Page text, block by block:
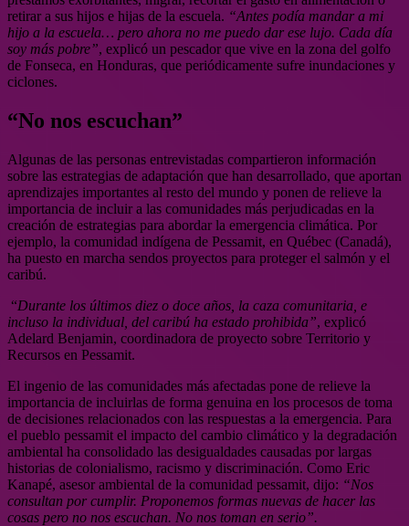
retirar a sus hijos e hijas de la escuela. “Antes podía mandar a mi
hijo a la escuela… pero ahora no me puedo dar ese lujo. Cada día
soy más pobre”, explicó un pescador que vive en la zona del golfo
de Fonseca, en Honduras, que periódicamente sufre inundaciones y
ciclones.
“No nos escuchan”
Algunas de las personas entrevistadas compartieron información
sobre las estrategias de adaptación que han desarrollado, que aportan
aprendizajes importantes al resto del mundo y ponen de relieve la
importancia de incluir a las comunidades más perjudicadas en la
creación de estrategias para abordar la emergencia climática. Por
ejemplo, la comunidad indígena de Pessamit, en Québec (Canadá),
ha puesto en marcha sendos proyectos para proteger el salmón y el
caribú.
“Durante los últimos diez o doce años, la caza comunitaria, e
incluso la individual, del caribú ha estado prohibida”, explicó
Adelard Benjamin, coordinadora de proyecto sobre Territorio y
Recursos en Pessamit.
El ingenio de las comunidades más afectadas pone de relieve la
importancia de incluirlas de forma genuina en los procesos de toma
de decisiones relacionados con las respuestas a la emergencia. Para
el pueblo pessamit el impacto del cambio climático y la degradación
ambiental ha consolidado las desigualdades causadas por largas
historias de colonialismo, racismo y discriminación. Como Eric
Kanapé, asesor ambiental de la comunidad pessamit, dijo: “Nos
consultan por cumplir. Proponemos formas nuevas de hacer las
cosas pero no nos escuchan. No nos toman en serio”.